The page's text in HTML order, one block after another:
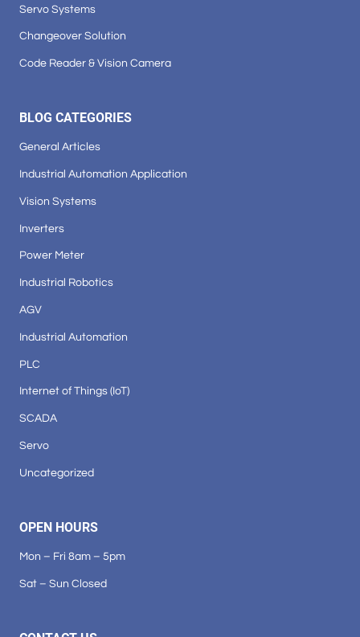
Servo Systems
Changeover Solution
Code Reader & Vision Camera
BLOG CATEGORIES
General Articles
Industrial Automation Application
Vision Systems
Inverters
Power Meter
Industrial Robotics
AGV
Industrial Automation
PLC
Internet of Things (IoT)
SCADA
Servo
Uncategorized
OPEN HOURS
Mon – Fri 8am – 5pm
Sat – Sun Closed